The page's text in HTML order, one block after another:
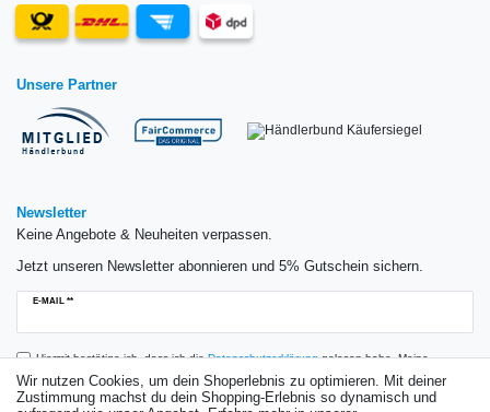
Unsere Partner
Newsletter
Keine Angebote & Neuheiten verpassen.
Jetzt unseren Newsletter abonnieren und 5% Gutschein sichern.
E-MAIL **
Newsletter
Hiermit bestätige ich, dass ich dieDaten­schutz­erklärunggelesen habe. Meine
Einwilligung kann ich jederzeit widerrufen.**
Wir nutzen Cookies, um dein Shoperlebnis zu optimieren. Mit deiner
Zustimmung machst du dein Shopping-Erlebnis so dynamisch und